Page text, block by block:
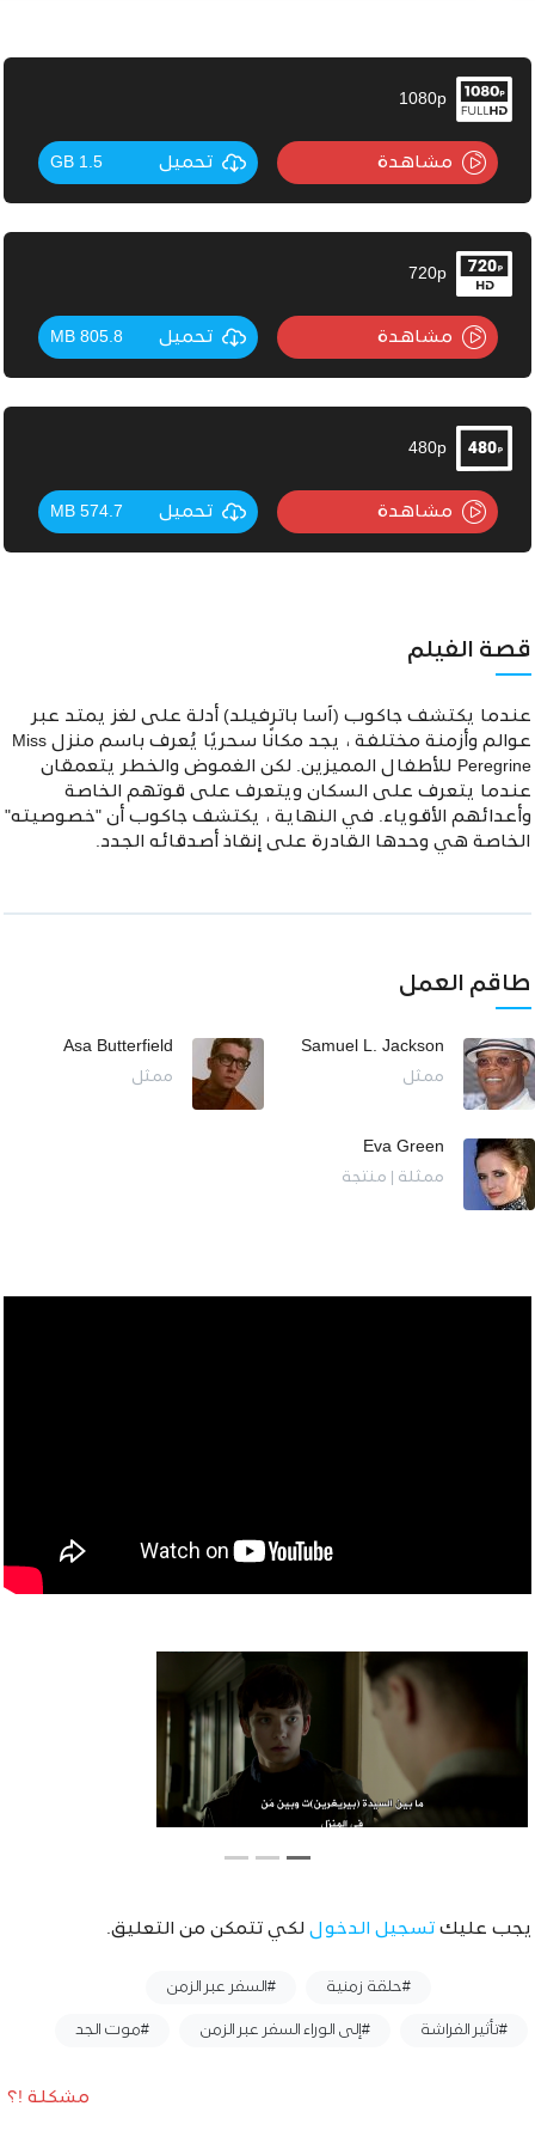
1080p
مشاهدة تحميل 1.5 GB
720p
مشاهدة تحميل 805.8 MB
480p
مشاهدة تحميل 574.7 MB
قصة الفيلم
عندما يكتشف جاكوب (آسا باترفيلد) أدلة على لغز يمتد عبر
عوالم وأزمنة مختلفة ، يجد مكانًا سحريًا يُعرف باسم منزل Miss
Peregrine للأطفال المميزين. لكن الغموض والخطر يتعمقان
عندما يتعرف على السكان ويتعرف على قوتهم الخاصة
وأعدائهم الأقوياء. في النهاية ، يكتشف جاكوب أن "خصوصيته"
الخاصة هي وحدها القادرة على إنقاذ أصدقائه الجدد.
طاقم العمل
Samuel L. Jackson
ممثل
Asa Butterfield
ممثل
Eva Green
ممثلة | منتجة
يجب عليك تسجيل الدخول لكي تتمكن من التعليق.
#حلقة زمنية #السفر عبر الزمن
#تأثير الفراشة #إلى الوراء السفر عبر الزمن #موت الجد
مشكلة !؟